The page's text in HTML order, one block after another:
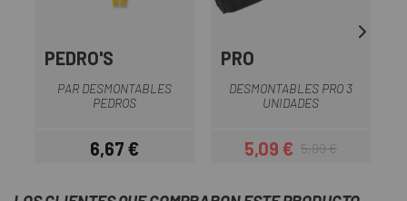
PEDRO'S
PAR DESMONTABLES
PEDROS
Precio
6,67 €
PRO
DESMONTABLES PRO 3
UNIDADES
Precio
5,09 €Precio regular
5,99 €